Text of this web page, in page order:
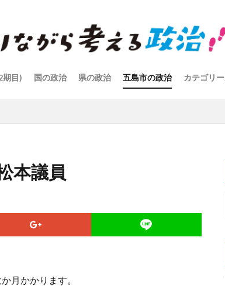
期目) 国の政治 県の政治 五島市の政治 カテゴリ
本議員
月かかります。